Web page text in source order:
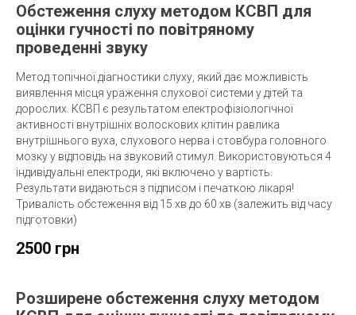
Обстеження слуху методом КСВП для
оцінки гучності по повітряному
проведенні звуку
Метод топічної діагностики слуху, який дає можливість
виявлення місця ураження слухової системи у дітей та
дорослих. КСВП є результатом електрофізіологічної
активності внутрішніх волоскових клітин равлика
внутрішнього вуха, слухового нерва і стовбура головного
мозку у відповідь на звуковий стимул. Використовуються 4
індивідуальні електроди, які включено у вартість.
Результати видаються з підписом і печаткою лікаря!
Тривалість обстеження від 15 хв до 60 хв (залежить від часу
підготовки)
2500 грн
Розширене обстеження слуху методом